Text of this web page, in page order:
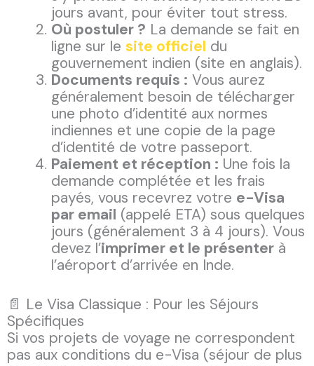
jours avant, pour éviter tout stress.
Où postuler ? La demande se fait en
ligne sur le site officiel du
gouvernement indien (site en anglais).
Documents requis : Vous aurez
généralement besoin de télécharger
une photo d’identité aux normes
indiennes et une copie de la page
d’identité de votre passeport.
Paiement et réception : Une fois la
demande complétée et les frais
payés, vous recevrez votre e-Visa
par email (appelé ETA) sous quelques
jours (généralement 3 à 4 jours). Vous
devez l’imprimer et le présenter à
l’aéroport d’arrivée en Inde.
📄 Le Visa Classique : Pour les Séjours
Spécifiques
Si vos projets de voyage ne correspondent
pas aux conditions du e-Visa (séjour de plus